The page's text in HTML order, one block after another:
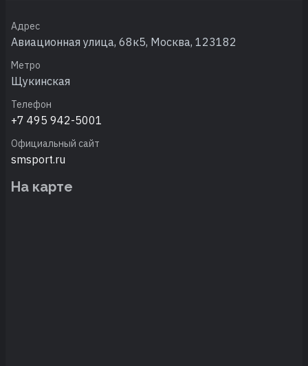
Адрес
Авиационная улица, 68к5, Москва, 123182
Метро
Щукинская
Телефон
+7 495 942-5001
Официальный сайт
smsport.ru
На карте